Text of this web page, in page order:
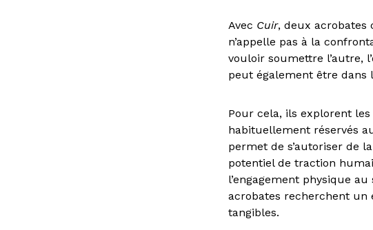
Avec Cuir, deux
n’appelle pas à la
vouloir soumettre l’autre,
peut également être dans
Pour cela, ils explorent
habituellement réservés
permet de s’autoriser de
potentiel de traction
l’engagement physique
acrobates recherchent un
tangibles.